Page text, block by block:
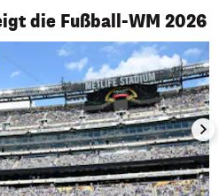
die Fußball-WM 2026